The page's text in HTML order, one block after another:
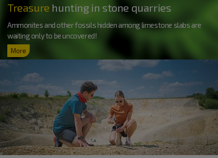
Treasure hunting in stone quarries
Ammonites and other fossils hidden among limestone slabs are
waiting only to be uncovered!
More